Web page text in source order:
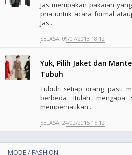
Jas merupakan pakaian
pria untuk acara formal
Jas ..
SELASA, 09/07/2013 18:12
Yuk, Pilih Jaket dan
Tubuh
Tubuh setiap orang pasti
berbeda. Itulah mengapa
memperhatikan ..
SELASA, 24/02/2015 15:12
MODE / FASHION